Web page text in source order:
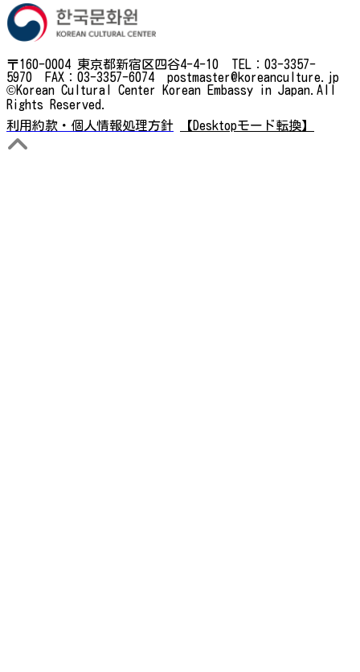
〒160-0004 東京都新宿区四谷4-4-10 TEL：03-3357-
5970 FAX：03-3357-6074 postmaster@koreanculture.jp
©Korean Cultural Center Korean Embassy in Japan.All
Rights Reserved.
利用約款・個人情報処理方針
【Desktopモード転換】